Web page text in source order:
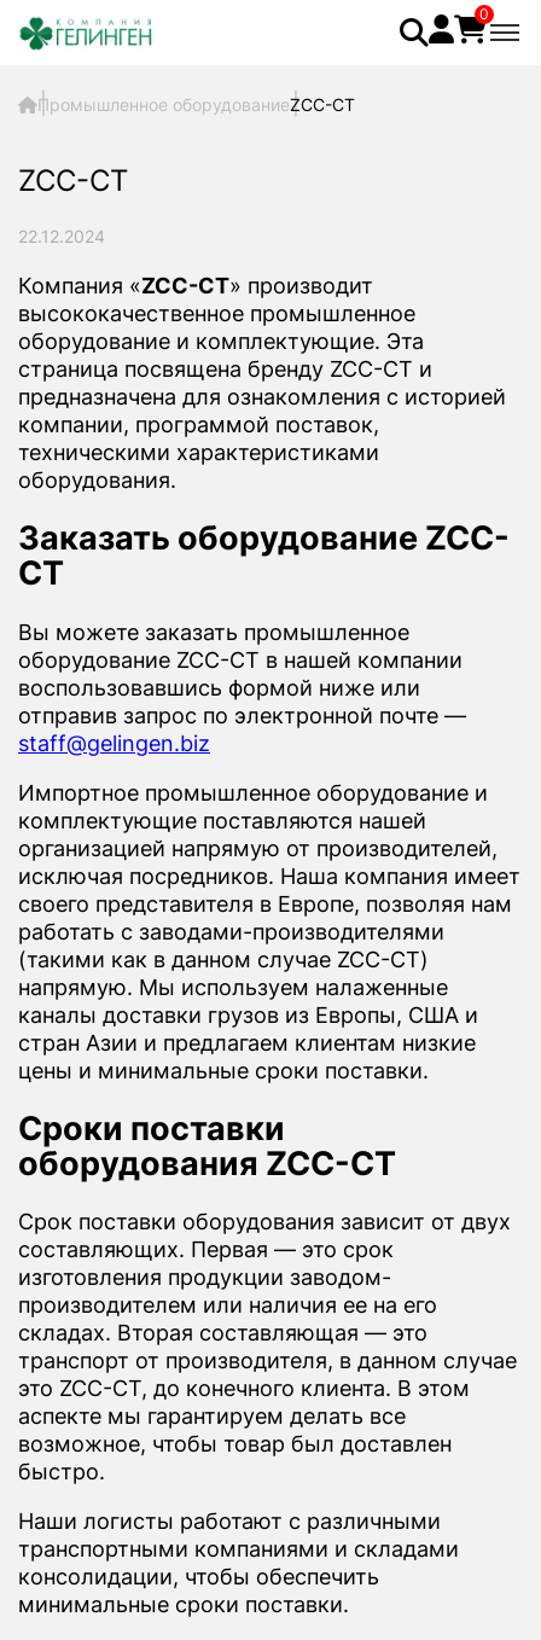
0
Промышленное оборудованиеZCC-CT
ZCC-CT
22.12.2024
Компания «ZCC-CT» производит
высококачественное промышленное
оборудование и комплектующие. Эта
страница посвящена бренду ZCC-CT и
предназначена для ознакомления с историей
компании, программой поставок,
техническими характеристиками
оборудования.
Заказать оборудование ZCC-
CT
Вы можете заказать промышленное
оборудование ZCC-CT в нашей компании
воспользовавшись формой ниже или
отправив запрос по электронной почте —
staff@gelingen.biz
Импортное промышленное оборудование и
комплектующие поставляются нашей
организацией напрямую от производителей,
исключая посредников. Наша компания имеет
своего представителя в Европе, позволяя нам
работать с заводами-производителями
(такими как в данном случае ZCC-CT)
напрямую. Мы используем налаженные
каналы доставки грузов из Европы, США и
стран Азии и предлагаем клиентам низкие
цены и минимальные сроки поставки.
Сроки поставки
оборудования ZCC-CT
Срок поставки оборудования зависит от двух
составляющих. Первая — это срок
изготовления продукции заводом-
производителем или наличия ее на его
складах. Вторая составляющая — это
транспорт от производителя, в данном случае
это ZCC-CT, до конечного клиента. В этом
аспекте мы гарантируем делать все
возможное, чтобы товар был доставлен
быстро.
Наши логисты работают с различными
транспортными компаниями и складами
консолидации, чтобы обеспечить
минимальные сроки поставки.